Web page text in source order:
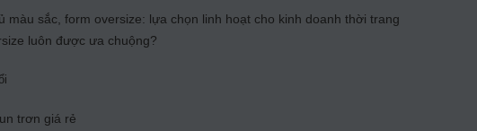
màu sắc, form oversize: lựa chọn linh hoạt cho kinh doanh thời trang
luôn được ưa chuộng?
trơn giá rẻ